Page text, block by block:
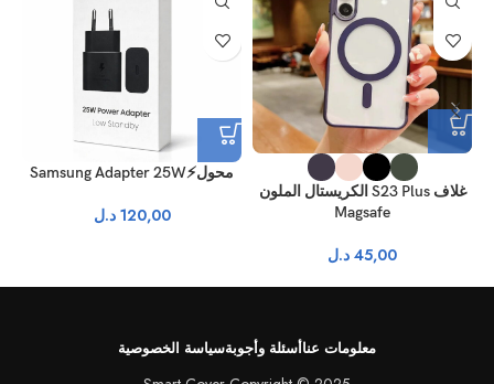
غلاف S23 Plus الكريستال الملون
Magsafe
45,00 د.ل
محول⚡Samsung Adapter 25W
120,00 د.ل
معلومات عناأسئلة وأجوبةسياسة الخصوصية